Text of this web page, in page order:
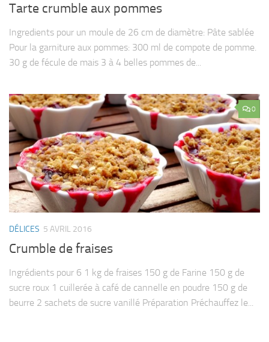
Tarte crumble aux pommes
Ingredients pour un moule de 26 cm de diamètre: Pâte sablée
Pour la garniture aux pommes: 300 ml de compote de pomme.
30 g de fécule de mais 3 à 4 belles pommes de...
0
DÉLICES 5 AVRIL 2016
Crumble de fraises
Ingrédients pour 6 1 kg de fraises 150 g de Farine 150 g de
sucre roux 1 cuillerée à café de cannelle en poudre 150 g de
beurre 2 sachets de sucre vanillé Préparation Préchauffez le...